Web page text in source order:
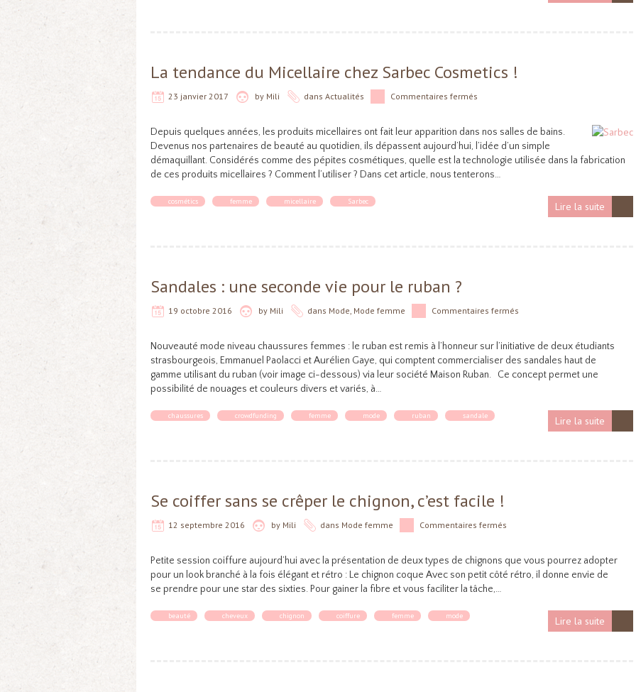
La tendance du Micellaire chez Sarbec Cosmetics !
23 janvier 2017 by Mili dans Actualités Commentaires fermés
Depuis quelques années, les produits micellaires ont fait leur apparition dans nos salles de bains.
Devenus nos partenaires de beauté au quotidien, ils dépassent aujourd’hui, l’idée d’un simple
démaquillant. Considérés comme des pépites cosmétiques, quelle est la technologie utilisée dans la fabrication
de ces produits micellaires ? Comment l’utiliser ? Dans cet article, nous tenterons…
Lire la suite
cosmétics femme micellaire Sarbec
Sandales : une seconde vie pour le ruban ?
19 octobre 2016 by Mili dans Mode, Mode femme Commentaires fermés
Nouveauté mode niveau chaussures femmes : le ruban est remis à l’honneur sur l’initiative de deux étudiants
strasbourgeois, Emmanuel Paolacci et Aurélien Gaye, qui comptent commercialiser des sandales haut de
gamme utilisant du ruban (voir image ci-dessous) via leur société Maison Ruban. Ce concept permet une
possibilité de nouages et couleurs divers et variés, à…
Lire la suite
chaussures crowdfunding femme mode ruban sandale
Se coiffer sans se crêper le chignon, c’est facile !
12 septembre 2016 by Mili dans Mode femme Commentaires fermés
Petite session coiffure aujourd’hui avec la présentation de deux types de chignons que vous pourrez adopter
pour un look branché à la fois élégant et rétro : Le chignon coque Avec son petit côté rétro, il donne envie de
se prendre pour une star des sixties. Pour gainer la fibre et vous faciliter la tâche,…
Lire la suite
beauté cheveux chignon coiffure femme mode